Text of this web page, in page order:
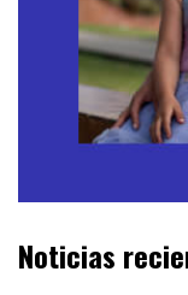
Noticias